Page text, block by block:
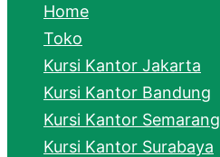
h
Home
Toko
Kursi Kantor Jakarta
Kursi Kantor Bandung
Kursi Kantor Semarang
Kursi Kantor Surabaya